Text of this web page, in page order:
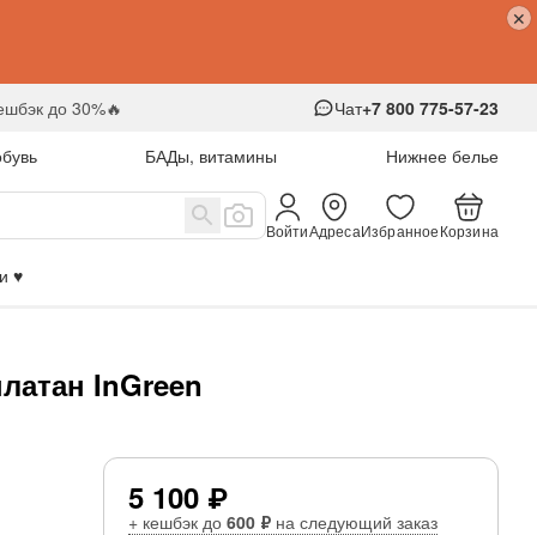
до 30%🔥 Чат+7 800 775-57-23
БАДы, витамины Нижнее белье
ВойтиАдресаИзбранноеКорзина
♥️
InGreen
5 100 ₽
+ кешбэк до 600 ₽ на следующий заказ